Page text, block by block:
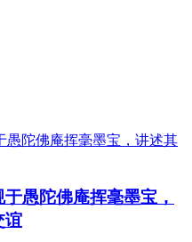
愚陀佛庵挥毫墨宝，
谊